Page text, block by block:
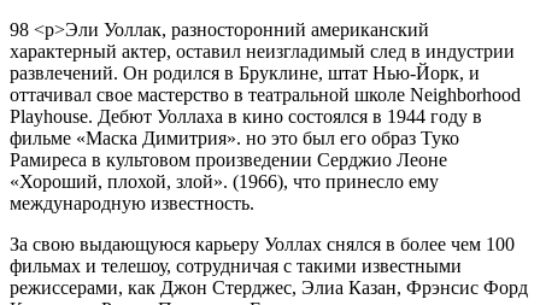
98 <р>Эли Уоллак, разносторонний американский
характерный актер, оставил неизгладимый след в индустрии
развлечений. Он родился в Бруклине, штат Нью-Йорк, и
оттачивал свое мастерство в театральной школе Neighborhood
Playhouse. Дебют Уоллаха в кино состоялся в 1944 году в
фильме «Маска Димитрия». но это был его образ Туко
Рамиреса в культовом произведении Серджио Леоне
«Хороший, плохой, злой». (1966), что принесло ему
международную известность.
За свою выдающуюся карьеру Уоллах снялся в более чем 100
фильмах и телешоу, сотрудничая с такими известными
режиссерами, как Джон Стерджес, Элиа Казан, Фрэнсис Форд